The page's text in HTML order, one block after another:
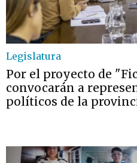
Legislatura
Por el proyecto de
convocarán a
políticos de la